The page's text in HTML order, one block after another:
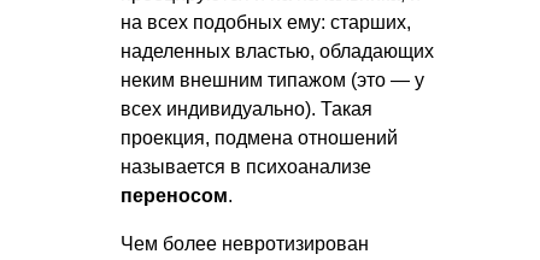
на всех подобных ему: старших,
наделенных властью, обладающих
неким внешним типажом (это — у
всех индивидуально). Такая
проекция, подмена отношений
называется в психоанализе
переносом.
Чем более невротизирован